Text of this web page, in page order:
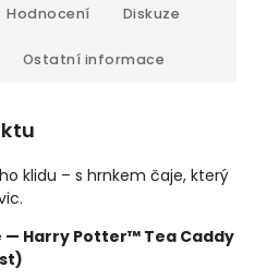
Hodnocení Diskuze
Ostatní informace
klidu – s hrnkem čaje, který
— Harry Potter™ Tea Caddy